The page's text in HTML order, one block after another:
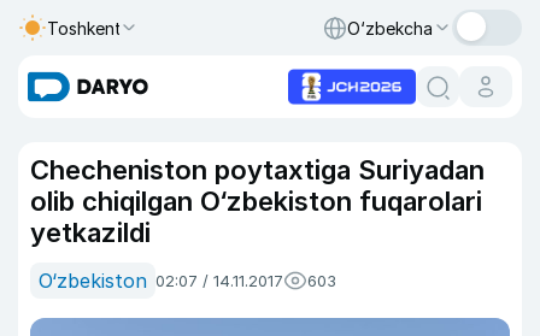
Toshkent O‘zbekcha
Checheniston poytaxtiga Suriyadan
olib chiqilgan O‘zbekiston fuqarolari
yetkazildi
O‘zbekiston 02:07 / 14.11.2017 603